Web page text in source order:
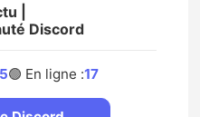
|
Discord
🟢 En ligne :17